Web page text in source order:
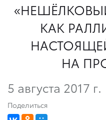
КАК
НА
5 августа 2017 г.
Поделиться